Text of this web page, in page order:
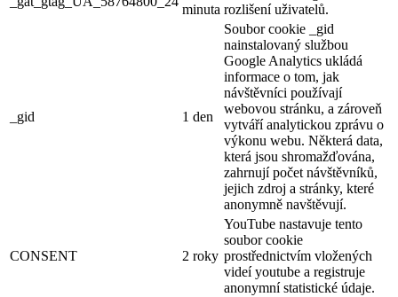
minuta rozlišení uživatelů.
_gid 1 den
Soubor cookie _gid
nainstalovaný službou
Google Analytics ukládá
informace o tom, jak
návštěvníci používají
webovou stránku, a zároveň
vytváří analytickou zprávu o
výkonu webu. Některá data,
která jsou shromažďována,
zahrnují počet návštěvníků,
jejich zdroj a stránky, které
anonymně navštěvují.
CONSENT 2 roky
YouTube nastavuje tento
soubor cookie
prostřednictvím vložených
videí youtube a registruje
anonymní statistické údaje.